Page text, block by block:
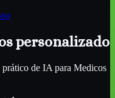
personalizado
prático de IA para Medicos